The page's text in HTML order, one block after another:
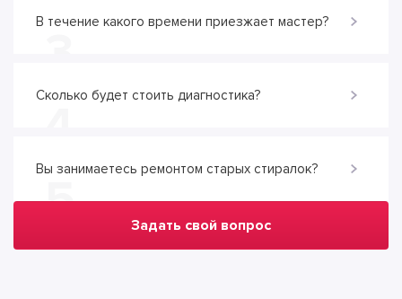
В течение какого времени приезжает мастер?
Сколько будет стоить диагностика?
Вы занимаетесь ремонтом старых стиралок?
5 Задать свой вопрос